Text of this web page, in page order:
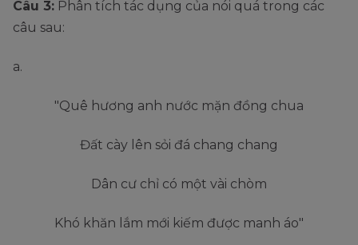
Câu 3: Phân tích tác dụng của nói quá trong các
câu sau:
a.
"Quê hương anh nước mặn đồng chua
Đất cày lên sỏi đá chang chang
Dân cư chỉ có một vài chòm
Khó khăn lắm mới kiếm được manh áo"